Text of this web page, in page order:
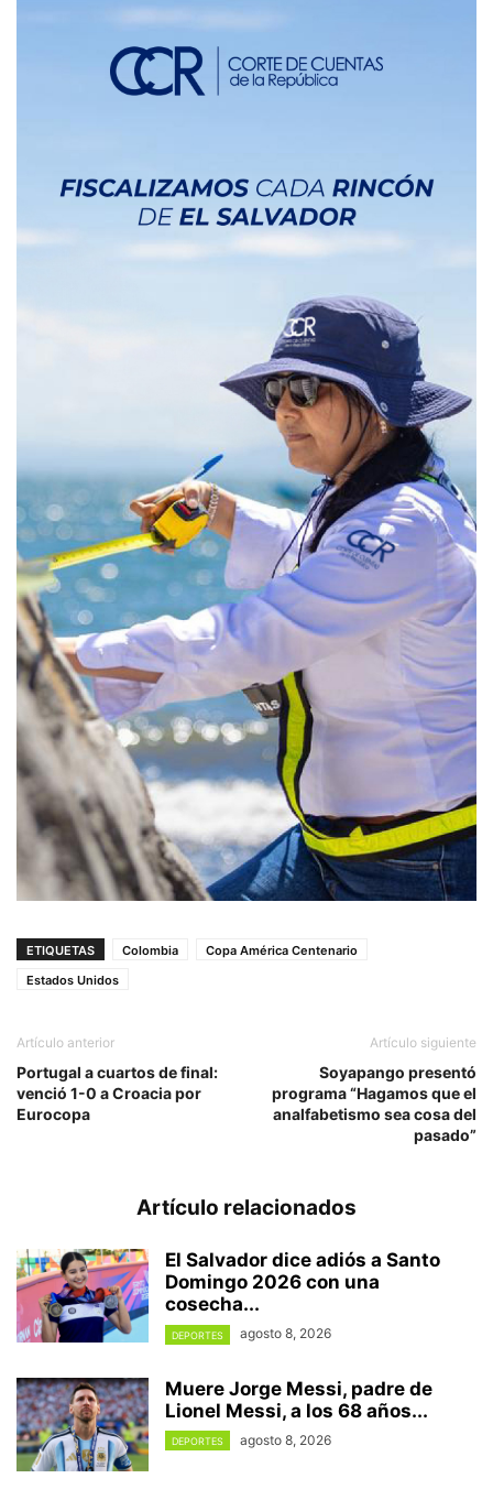
ETIQUETAS Colombia
Copa América Centenario
Estados Unidos
Artículo anterior
Portugal a cuartos de final:
venció 1-0 a Croacia por
Eurocopa
Artículo siguiente
Soyapango presentó
programa “Hagamos que el
analfabetismo sea cosa del
pasado”
Artículo relacionados
El Salvador dice adiós a Santo
Domingo 2026 con una
cosecha...
DEPORTES agosto 8, 2026
Muere Jorge Messi, padre de
Lionel Messi, a los 68 años...
DEPORTES agosto 8, 2026